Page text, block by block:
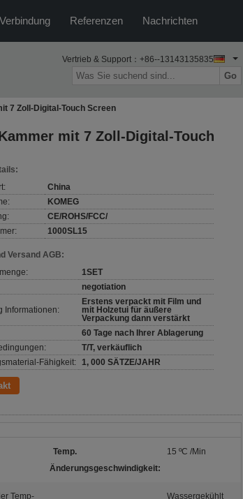
Referenzen Nachrichten
Vertrieb & Support： +86--13143135835
Go
7 Zoll-Digital-Touch Screen
mit 7 Zoll-Digital-Touch
China
KOMEG
CE/ROHS/FCC/
1000SL15
Versand AGB:
1SET
negotiation
Informationen:
Erstens verpackt mit Film und
mit Holzetui für äußere
Verpackung dann verstärkt
60 Tage nach Ihrer Ablagerung
T/T, verkäuflich
Fähigkeit: 1, 000 SÄTZE/JAHR
Temp.
Änderungsgeschwindigkeit:
15 ºC /Min
Temp-
Wassergekühlt